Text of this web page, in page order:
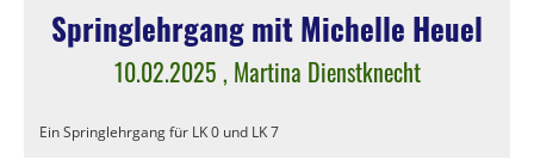
Springlehrgang mit Michelle Heuel
10.02.2025 , Martina Dienstknecht
Ein Springlehrgang für LK 0 und LK 7